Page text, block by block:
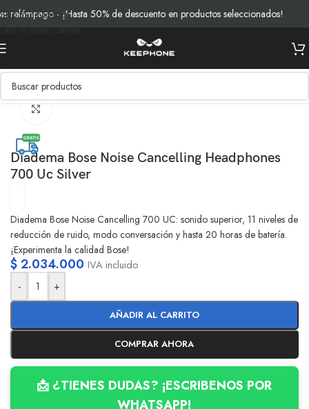
Skip to navigation
Skip to main content
- ¡Hasta 50% de descuento en productos seleccionados!
Inicio/Productos/Audio
Diadema Bose Noise Cancelling Headphones
700 Uc Silver
Diadema Bose Noise Cancelling 700 UC: sonido superior, 11 niveles de
reducción de ruido, modo conversación y hasta 20 horas de batería.
¡Experimenta la calidad Bose!
$2.034.000 IVA incluido
-
+
AÑADIR AL CARRITO
COMPRAR AHORA
📩 ¿TIENES DUDAS? ¡ESCRIBENOS POR
WHATSAPP!